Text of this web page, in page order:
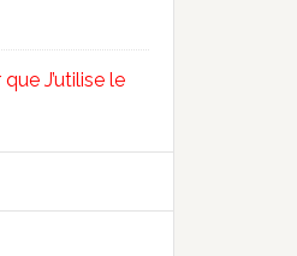
J’utilise le